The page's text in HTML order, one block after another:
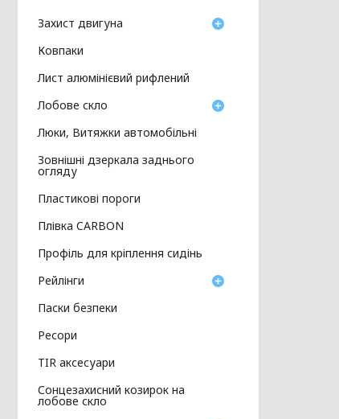
Захист двигуна
Ковпаки
Лист алюмінієвий рифлений
Лобове скло
Люки, Витяжки автомобільні
Зовнішні дзеркала заднього
огляду
Пластикові пороги
Плівка CARBON
Профіль для кріплення сидінь
Рейлінги
Паски безпеки
Ресори
TIR аксесуари
Сонцезахисний козирок на
лобове скло